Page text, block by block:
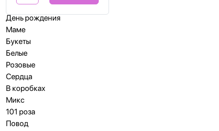
Корзины
День рождения
Маме
Букеты
Белые
Розовые
Сердца
В коробках
Микс
101 роза
Повод